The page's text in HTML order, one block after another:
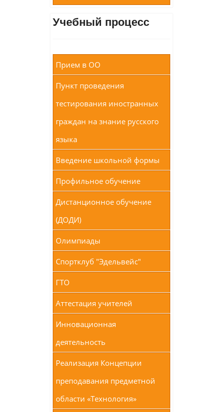
Учебный процесс
Прием в ОО
Пункт проведения
тестирования иностранных
граждан на знание русского
языка
Введение школьной формы
Профильное обучение
Дистанционное обучение
(ДОДИ)
Олимпиады
Спортклуб "Эдельвейс"
ГТО
Аттестация учителей
Инновационная
деятельность
Реализация Концепции
преподавания предметной
области «Технология»